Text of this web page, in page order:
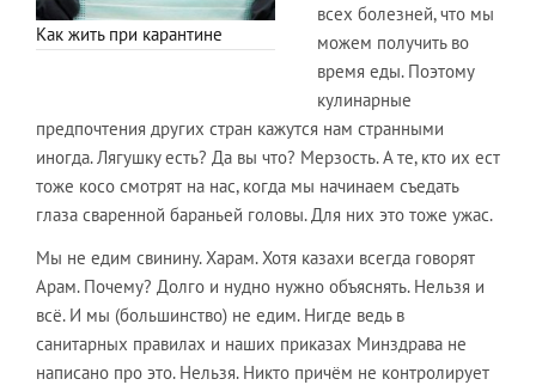
Как жить при карантине
всех болезней, что мы
можем получить во
время еды. Поэтому
кулинарные
предпочтения других стран кажутся нам странными
иногда. Лягушку есть? Да вы что? Мерзость. А те, кто их ест
тоже косо смотрят на нас, когда мы начинаем съедать
глаза сваренной бараньей головы. Для них это тоже ужас.
​Мы не едим свинину. Харам. Хотя казахи всегда говорят
Арам. Почему? Долго и нудно нужно объяснять. Нельзя и
всё. И мы (большинство) не едим. Нигде ведь в
санитарных правилах и наших приказах Минздрава не
написано про это. Нельзя. Никто причём не контролирует